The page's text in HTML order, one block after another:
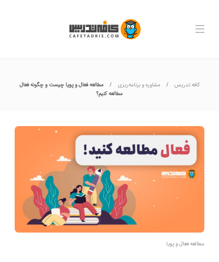
کافه تدریس مشاوره و برنامه‌ریزی
مطالعه فعال و پویا چیست و چگونه فعال
مطالعه کنیم؟
مطالعه فعال و پویا